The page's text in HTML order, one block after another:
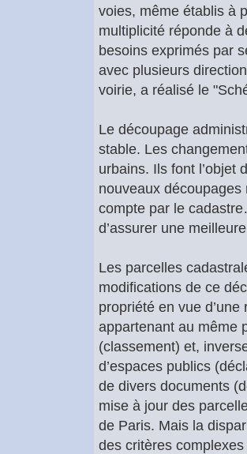
voies, même établis à
multiplicité réponde à
besoins exprimés par
avec plusieurs
voirie, a réalisé le
Le découpage
stable. Les
urbains. Ils font l’objet
nouveaux
compte par le
d’assurer une
Les parcelles
modifications de ce
propriété en vue
appartenant au même
(classement) et,
d’espaces publics
de divers documents
mise à jour des
de Paris. Mais la
des critères